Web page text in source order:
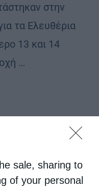
sale, sharing to
of your personal
στην
τα Ελευθέρια
13 και 14
…